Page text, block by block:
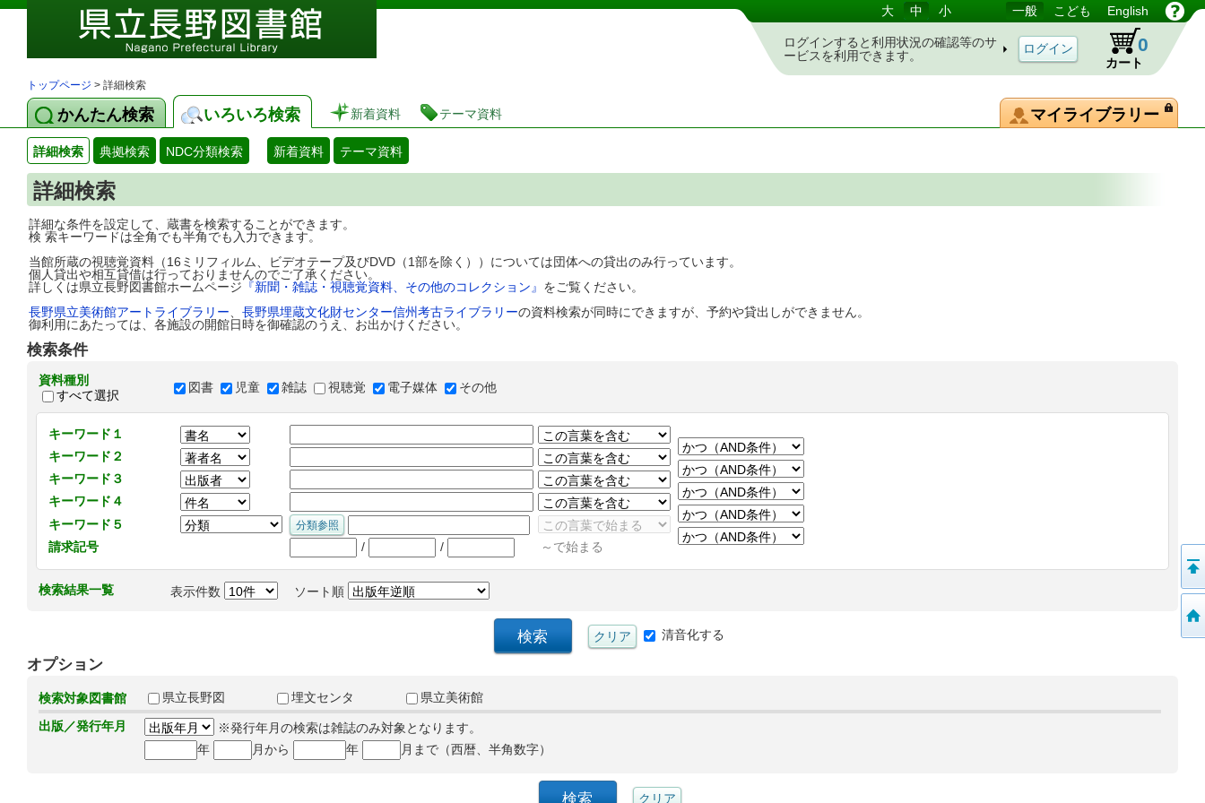
図書館 蔵書検索・予約システム 大 中 小 一般 こども English
ログインすると利用状況の確認等のサ
ービスを利用できます。
カート
0
トップページ > 詳細検索
かんたん検索 いろいろ検索 新着資料 テーマ資料 マイライブラリー
詳細検索 典拠検索 NDC分類検索 新着資料 テーマ資料
詳細検索
詳細な条件を設定して、蔵書を検索することができます。
検 索キーワードは全角でも半角でも入力できます。
当館所蔵の視聴覚資料（16ミリフィルム、ビデオテープ及びDVD（1部を除く））については団体への貸出のみ行っています。
個人貸出や相互貸借は行っておりませんのでご了承ください。
詳しくは県立長野図書館ホームページ 『新聞・雑誌・視聴覚資料、その他のコレクション』 をご覧ください。
長野県立美術館アートライブラリー
長野県埋蔵文化財センター信州考古ライブラリーの資料検索が同時にできますが、予約や貸出しができません。
御利用にあたっては、各施設の開館日時を御確認のうえ、お出かけください。
検索条件
資料種別
すべて選択
図書 児童 雑誌 視聴覚 電子媒体 その他
キーワード１
キーワード２
キーワード３
キーワード４
キーワード５
請求記号
/ / ～で始まる
検索結果一覧 表示件数 ソート順
清音化する
オプション
検索対象図書館 県立長野図 埋文センタ
県立美術館
出版／発行年月
※発行年月の検索は雑誌のみ対象となります。
年
月から 年 月まで（西暦、半角数字）